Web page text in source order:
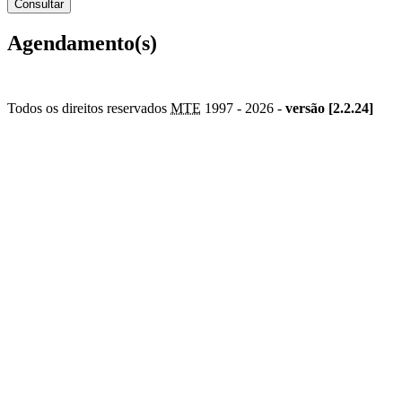
Agendamento(s)
Todos os direitos reservados MTE 1997 - 2026 - versão [2.2.24]